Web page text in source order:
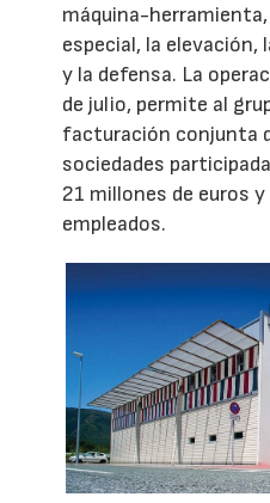
máquina-
especial, la elevación,
y la defensa. La
de julio, permite al
facturación conjunta
sociedades
21 millones de euros
empleados.